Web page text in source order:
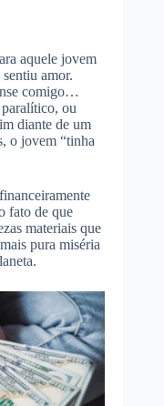
aquele jovem
amor.
comigo…
paralítico, ou
diante de um
o jovem “tinha
fato de que
materiais que
pura miséria